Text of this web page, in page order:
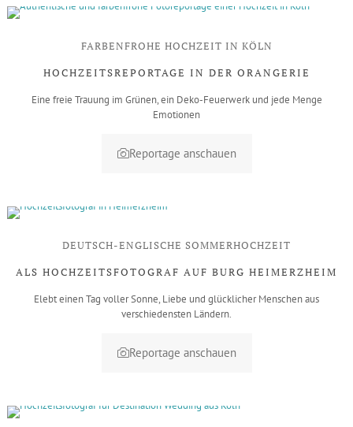
FARBENFROHE HOCHZEIT IN KÖLN
HOCHZEITSREPORTAGE IN DER ORANGERIE
Eine freie Trauung im Grünen, ein Deko-Feuerwerk und jede Menge
Emotionen
Reportage anschauen
DEUTSCH-ENGLISCHE SOMMERHOCHZEIT
ALS HOCHZEITSFOTOGRAF AUF BURG HEIMERZHEIM
Elebt einen Tag voller Sonne, Liebe und glücklicher Menschen aus
verschiedensten Ländern.
Reportage anschauen